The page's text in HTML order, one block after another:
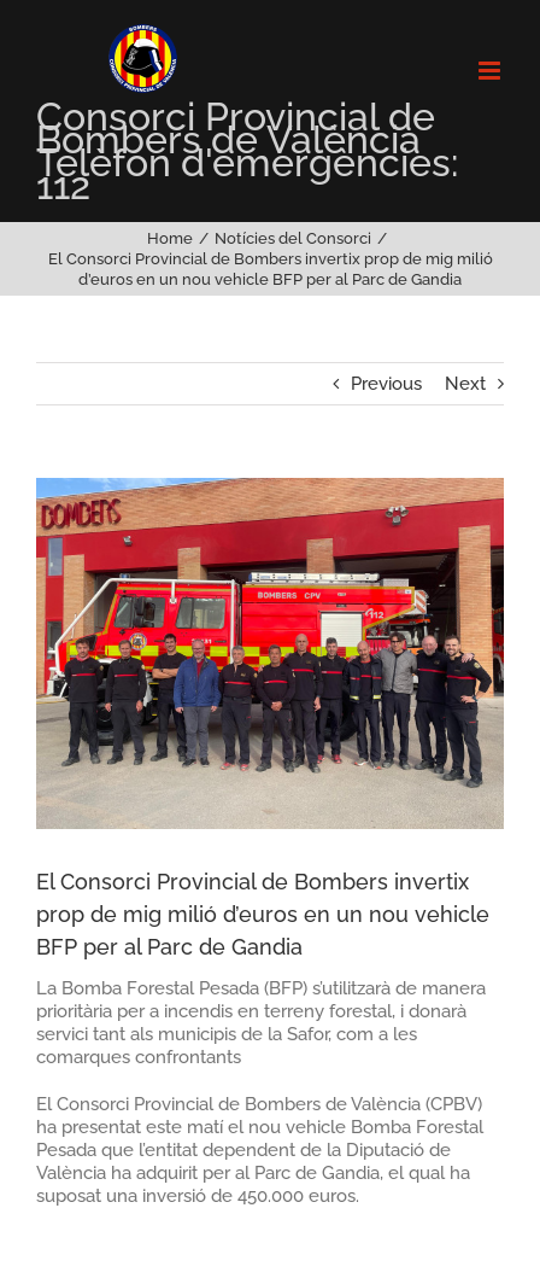
Consorci Provincial de
Bombers de València
Telèfon d'emergències:
112
Home
Notícies del Consorci
El Consorci Provincial de Bombers invertix prop de mig milió
d’euros en un nou vehicle BFP per al Parc de Gandia
Previous Next
View
Larger
Image
El Consorci Provincial de Bombers invertix
prop de mig milió d’euros en un nou vehicle
BFP per al Parc de Gandia
La Bomba Forestal Pesada (BFP) s’utilitzarà de manera
prioritària per a incendis en terreny forestal, i donarà
servici tant als municipis de la Safor, com a les
comarques confrontants
El Consorci Provincial de Bombers de València (CPBV)
ha presentat este matí el nou vehicle Bomba Forestal
Pesada que l’entitat dependent de la Diputació de
València ha adquirit per al Parc de Gandia, el qual ha
suposat una inversió de 450.000 euros.